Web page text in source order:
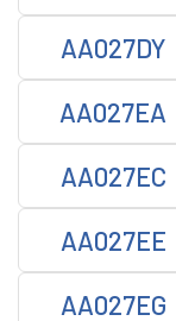
AA027DY
AA027EA
AA027EC
AA027EE
AA027EG